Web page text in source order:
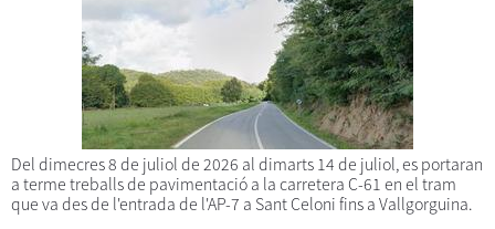
Del dimecres 8 de juliol de 2026 al dimarts 14 de juliol, es portaran
a terme treballs de pavimentació a la carretera C-61 en el tram
que va des de l'entrada de l'AP-7 a Sant Celoni fins a Vallgorguina.